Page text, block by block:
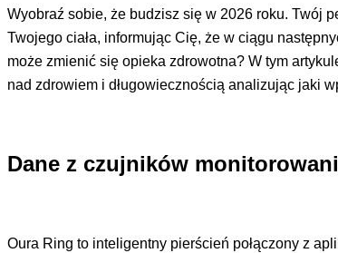
Wyobraź sobie, że budzisz się w 2026 roku. Twój
Twojego ciała, informując Cię, że w ciągu
może zmienić się opieka zdrowotna? W tym
nad zdrowiem i długowiecznością analizując jaki
Dane z czujników
Oura Ring to inteligentny pierścień połączony z